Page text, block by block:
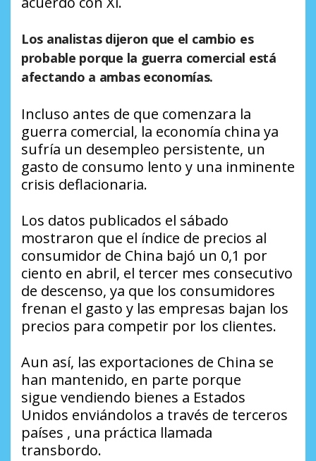
Los analistas dijeron que el cambio es
probable porque la guerra comercial está
afectando a ambas economías.
Incluso antes de que comenzara la
guerra comercial, la economía china ya
sufría un desempleo persistente, un
gasto de consumo lento y una inminente
crisis deflacionaria.
Los datos publicados el sábado
mostraron que el índice de precios al
consumidor de China bajó un 0,1 por
ciento en abril, el tercer mes consecutivo
de descenso, ya que los consumidores
frenan el gasto y las empresas bajan los
precios para competir por los clientes.
Aun así, las exportaciones de China se
han mantenido, en parte porque
sigue vendiendo bienes a Estados
Unidos enviándolos a través de terceros
países , una práctica llamada
transbordo.